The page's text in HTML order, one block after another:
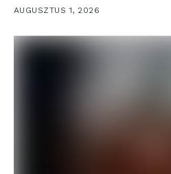
AUGUSZTUS 1, 2026